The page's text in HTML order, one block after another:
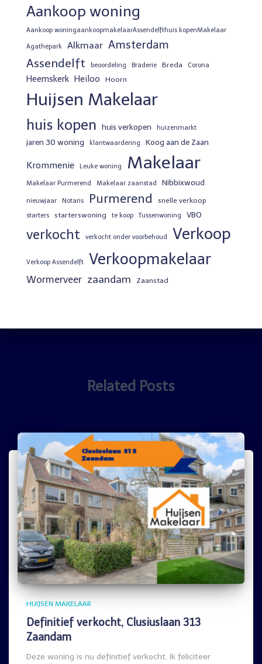
Aankoop woning
Aankoop woningaankoopmakelaarAssendelfthuis kopenMakelaar
Agathepark Alkmaar Amsterdam
Assendelft beoordeling Braderie Breda Corona
Heemskerk Heiloo Hoorn
Huijsen Makelaar
huis kopen huis verkopen huizenmarkt
jaren 30 woning klantwaardering Koog aan de Zaan
Krommenie Leuke woning Makelaar
Makelaar Purmerend Makelaar zaanstad Nibbixwoud
nieuwjaar Notaris Purmerend snelle verkoop
starters starterswoning te koop Tussenwoning VBO
verkocht verkocht onder voorbehoud Verkoop
Verkoop Assendelft Verkoopmakelaar
Wormerveer zaandam Zaanstad
Related Posts
HUIJSEN MAKELAAR
Definitief verkocht, Clusiuslaan 313
Zaandam
Deze woning is nu definitief verkocht. Ik feliciteer